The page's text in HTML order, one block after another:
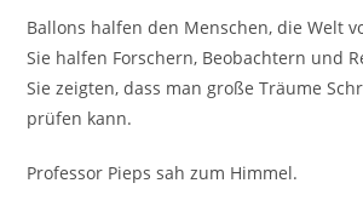
Ballons halfen den Menschen, die Welt
Sie halfen Forschern, Beobachtern und
Sie zeigten, dass man große Träume
prüfen kann.
Professor Pieps sah zum Himmel.